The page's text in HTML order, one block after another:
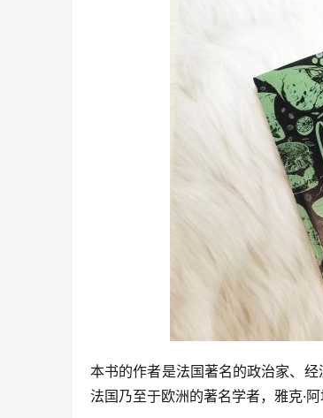
本书的作者是法国著名的政治家、
法国乃至于欧洲的著名学者，雅克·